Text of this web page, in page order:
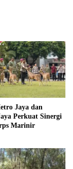
Jaya dan
Perkuat Sinergi
Marinir